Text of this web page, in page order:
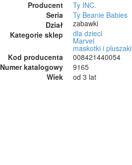
Producent
Ty INC.
Seria
Ty Beanie Babies
Dział
zabawki
Kategorie sklep
dla dzieci
Marvel
maskotki i pluszaki
Kod producenta
008421440054
Numer katalogowy
9165
Wiek
od 3 lat